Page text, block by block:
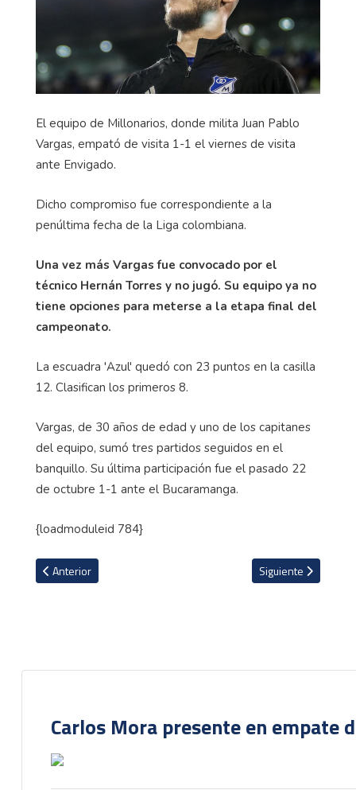
El equipo de Millonarios, donde milita Juan Pablo
Vargas, empató de visita 1-1 el viernes de visita
ante Envigado.
Dicho compromiso fue correspondiente a la
penúltima fecha de la Liga colombiana.
Una vez más Vargas fue convocado por el
técnico Hernán Torres y no jugó. Su equipo ya no
tiene opciones para meterse a la etapa final del
campeonato.
La escuadra 'Azul' quedó con 23 puntos en la casilla
12. Clasifican los primeros 8.
Vargas, de 30 años de edad y uno de los capitanes
del equipo, sumó tres partidos seguidos en el
banquillo. Su última participación fue el pasado 22
de octubre 1-1 ante el Bucaramanga.
{loadmoduleid 784}
Artículo anterior: Al Ettifaq con Francisco Calvo salva empate en
Anterior Artículo siguiente:
Siguiente
Carlos Mora presente en empate